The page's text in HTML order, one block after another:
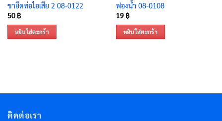
ขายึดท่อไอเสีย 2 08-0122
50 ฿
หยิบใส่ตะกร้า
ฟองน้ำ 08-0108
19 ฿
หยิบใส่ตะกร้า
ติดต่อเรา